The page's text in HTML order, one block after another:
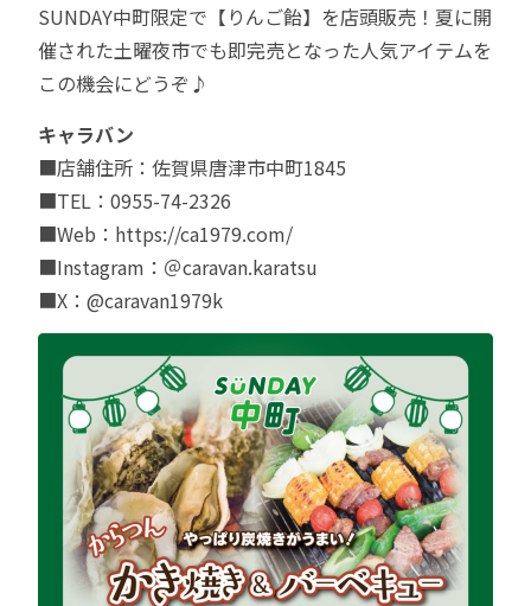
SUNDAY中町限定で【りんご飴】を店頭販売！夏に開
催された土曜夜市でも即完売となった人気アイテムを
この機会にどうぞ♪
キャラバン
■店舗住所：佐賀県唐津市中町1845
■TEL：0955-74-2326
■Web： https://ca1979.com/
■Instagram： ＠caravan.karatsu
■X： @caravan1979k